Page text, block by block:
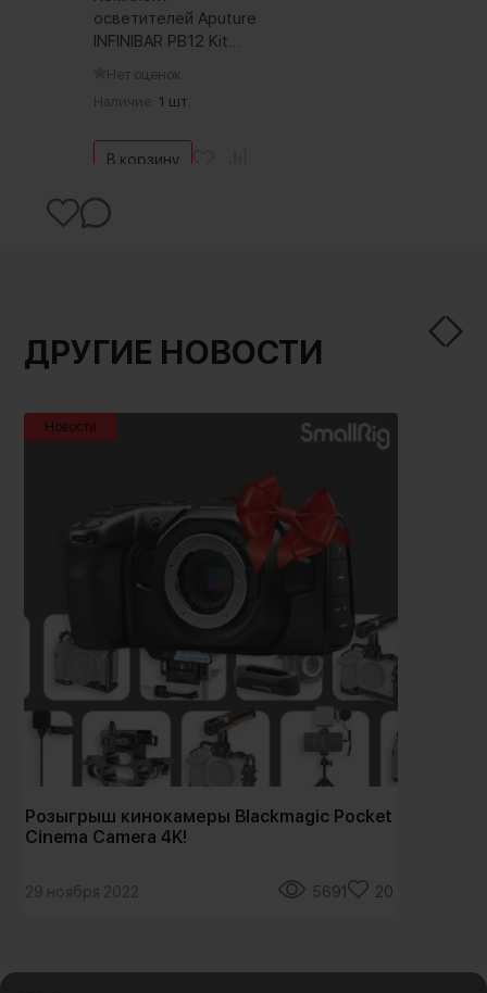
осветителей Aputure
INFINIBAR PB12 Kit
Нет оценок
Наличие: 1 шт.
В корзину
ДРУГИЕ НОВОСТИ
Новости
Розыгрыш кинокамеры Blackmagic Pocket
Cinema Camera 4K!
29 ноября 2022 5691 20